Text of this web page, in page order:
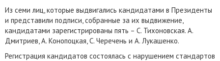
Из семи лиц, которые выдвигались кандидатами в Президенты
и представили подписи, собранные за их выдвижение,
кандидатами зарегистрированы пять – С. Тихоновская. А.
Дмитриев, А. Конопоцкая, С. Черечень и А. Лукашенко.
Регистрация кандидатов состоялась с нарушением стандартов